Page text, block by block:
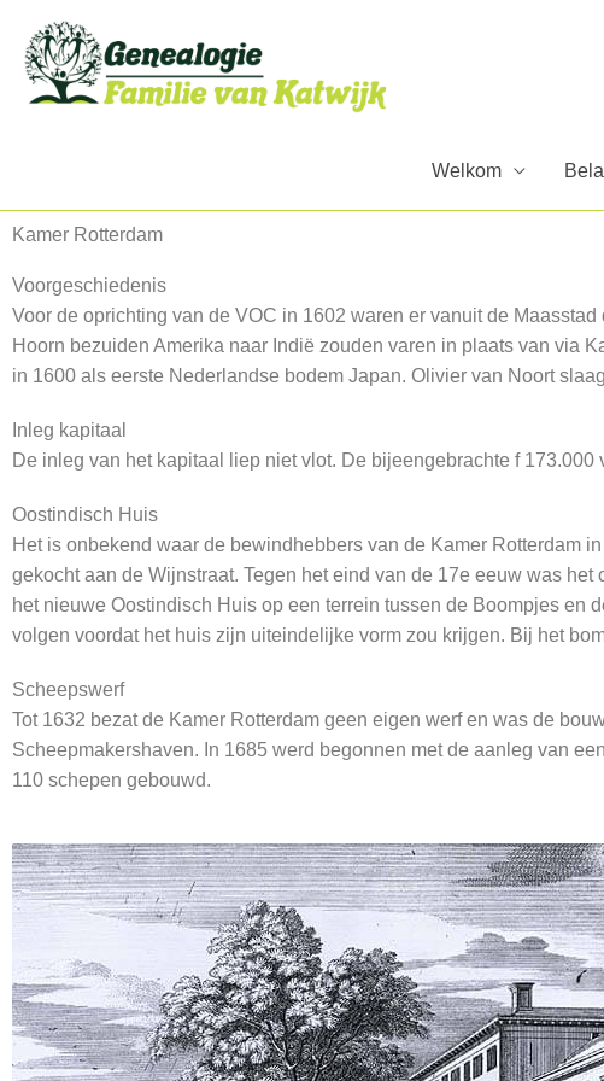
naar
inhoud
Welkom
Kamer Rotterdam
Voorgeschiedenis
Voor de oprichting van de VOC in 1602 waren er vanuit de
Hoorn bezuiden Amerika naar Indië zouden varen in plaats van via
in 1600 als eerste Nederlandse bodem Japan. Olivier van Noort
Inleg kapitaal
De inleg van het kapitaal liep niet vlot. De bijeengebrachte f
Oostindisch Huis
Het is onbekend waar de bewindhebbers van de Kamer Rotterdam
gekocht aan de Wijnstraat. Tegen het eind van de 17e eeuw was
het nieuwe Oostindisch Huis op een terrein tussen de Boompjes en
volgen voordat het huis zijn uiteindelijke vorm zou krijgen. Bij het
Scheepswerf
Tot 1632 bezat de Kamer Rotterdam geen eigen werf en was de
Scheepmakershaven. In 1685 werd begonnen met de aanleg van
110 schepen gebouwd.